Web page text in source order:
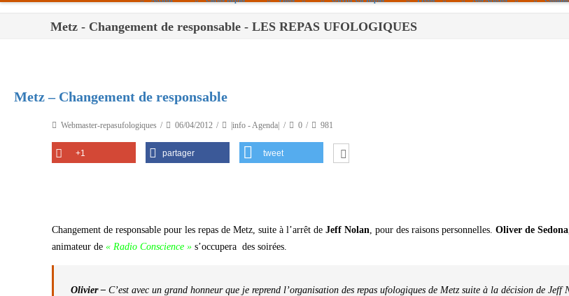
Paris
Nantes
Tours
Politique De Cookies (UE)
Metz - Changement de responsable - LES REPAS UFOLOGIQUES
Metz – Changement de responsable
Webmaster-repasufologiques 06/04/2012 |info - Agenda| 0 981
+1 partager tweet
Changement de responsable pour les repas de Metz, suite à l’arrêt de Jeff Nolan, pour des raisons personnelles. Oliver de Sedona
animateur de « Radio Conscience » s’occupera des soirées.
Olivier – C’est avec un grand honneur que je reprend l’organisation des repas ufologiques de Metz suite à la décision de Jeff